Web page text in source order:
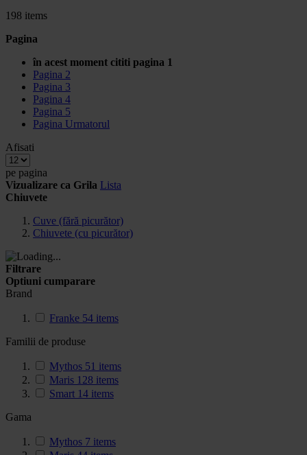
198 items
Pagina
în acest moment cititi pagina 1
Pagina 2
Pagina 3
Pagina 4
Pagina 5
Pagina Urmatorul
Afisati
pe pagina
Vizualizare ca Grila Lista
Chiuvete
Cuve (fără picurător)
Chiuvete (cu picurător)
Filtrare
Optiuni cumparare
Brand
Franke 54 items
Familii de produse
Mythos 51 items
Maris 128 items
Smart 14 items
Gama
Mythos 7 items